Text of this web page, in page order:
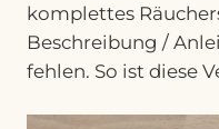
komplettes
Beschreibung /
fehlen. So ist diese